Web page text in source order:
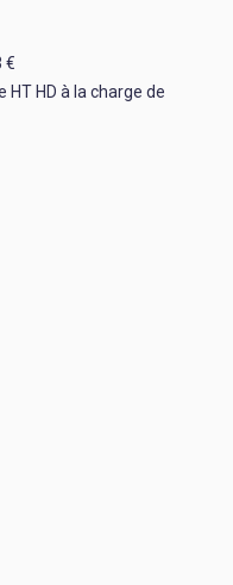
€
HT HD à la charge de